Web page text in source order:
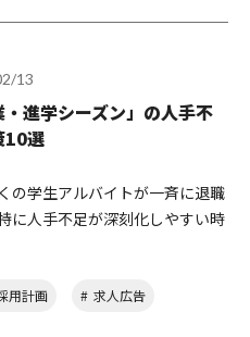
13
・進学シーズン」の人手不
10選
の学生アルバイトが一斉に退職
に人手不足が深刻化しやすい時
用計画 求人広告